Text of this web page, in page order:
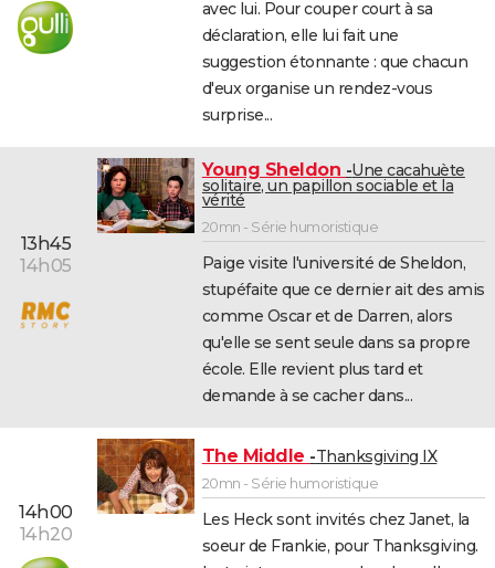
avec lui. Pour couper court à sa
déclaration, elle lui fait une
suggestion étonnante : que chacun
d'eux organise un rendez-vous
surprise...
13h45
14h05
Young Sheldon Une cacahuète
solitaire, un papillon sociable et la
vérité
20mn - Série humoristique
Paige visite l'université de Sheldon,
stupéfaite que ce dernier ait des amis
comme Oscar et de Darren, alors
qu'elle se sent seule dans sa propre
école. Elle revient plus tard et
demande à se cacher dans...
14h00
14h20
The Middle Thanksgiving IX
20mn - Série humoristique
Les Heck sont invités chez Janet, la
soeur de Frankie, pour Thanksgiving.